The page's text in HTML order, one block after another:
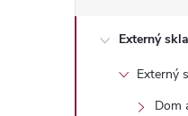
Externý
Externý
Dom